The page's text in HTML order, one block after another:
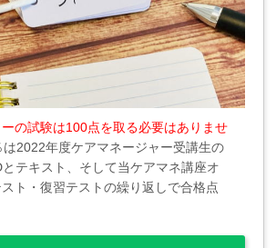
の試験は100点を取る必要はありませ
は2022年度ケアマネージャー受講生の
テキスト、そして当ケアマネ講座オ
ト・復習テストの繰り返しで合格点